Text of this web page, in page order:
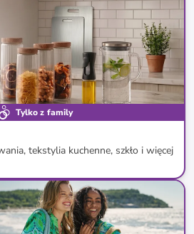
Tylko z family
tekstylia kuchenne, szkło i więcej
Nowa dostawa